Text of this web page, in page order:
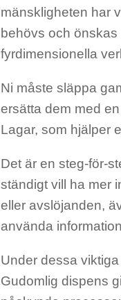
mänskligheten har
behövs och
fyrdimensionella
Ni måste släppa
ersätta dem med
Lagar, som hjälper
Det är en steg-för-
ständigt vill ha mer
eller avslöjanden,
använda
Under dessa
Gudomlig dispens